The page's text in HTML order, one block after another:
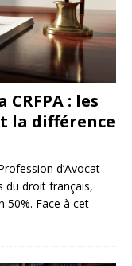
: les
la différence
d’Avocat —
du droit français,
50%. Face à cet